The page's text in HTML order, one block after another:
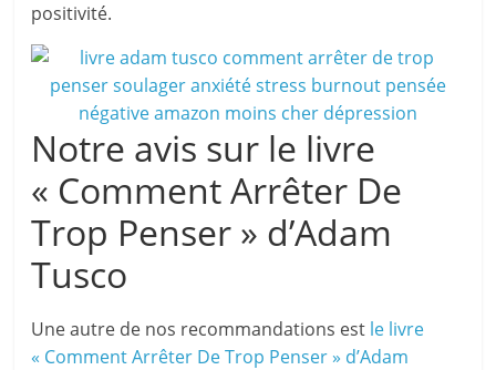
positivité.
Notre avis sur le livre
« Comment Arrêter De
Trop Penser » d’Adam
Tusco
Une autre de nos recommandations est le livre
« Comment Arrêter De Trop Penser » d’Adam